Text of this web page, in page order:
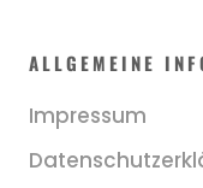
ALLGEMEINE
Impressum